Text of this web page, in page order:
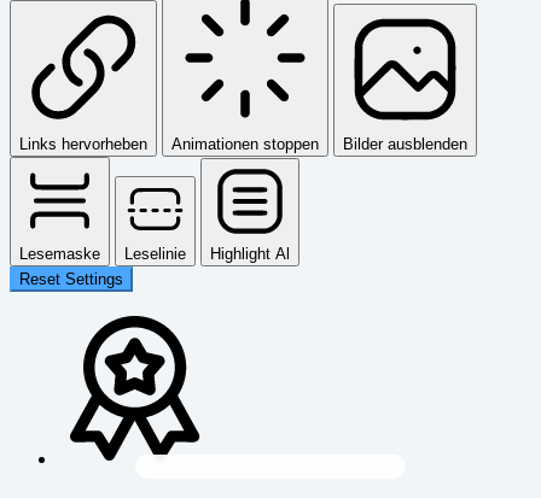
Links hervorheben Animationen stoppen Bilder ausblenden
Lesemaske Leselinie
Highlight Al
Reset Settings